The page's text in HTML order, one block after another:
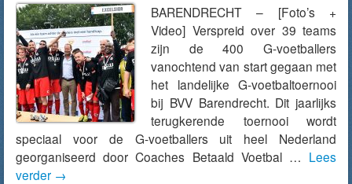
BARENDRECHT – [Foto’s +
Video] Verspreid over 39 teams
zijn de 400 G-voetballers
vanochtend van start gegaan met
het landelijke G-voetbaltoernooi
bij BVV Barendrecht. Dit jaarlijks
terugkerende toernooi wordt
speciaal voor de G-voetballers uit heel Nederland
georganiseerd door Coaches Betaald Voetbal … Lees
verder →